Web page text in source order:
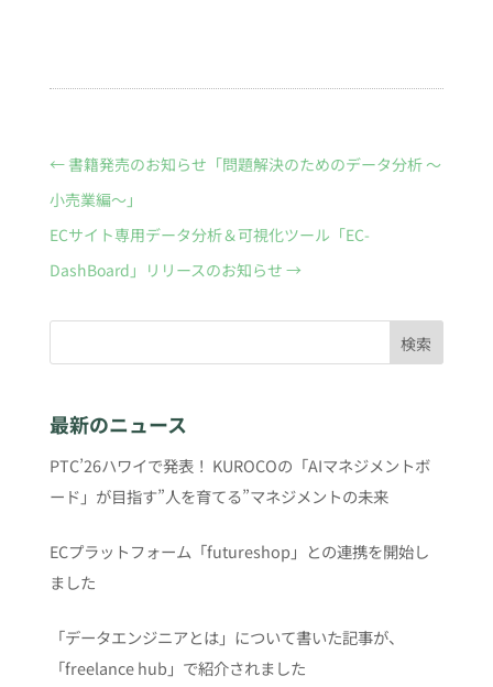
← 書籍発売のお知らせ「問題解決のためのデータ分析 ～
小売業編～」
ECサイト専用データ分析＆可視化ツール「EC-
DashBoard」リリースのお知らせ →
検索
最新のニュース
PTC’26ハワイで発表！ KUROCOの「AIマネジメントボ
ード」が目指す”人を育てる”マネジメントの未来
ECプラットフォーム「futureshop」との連携を開始し
ました
「データエンジニアとは」について書いた記事が、
「freelance hub」で紹介されました